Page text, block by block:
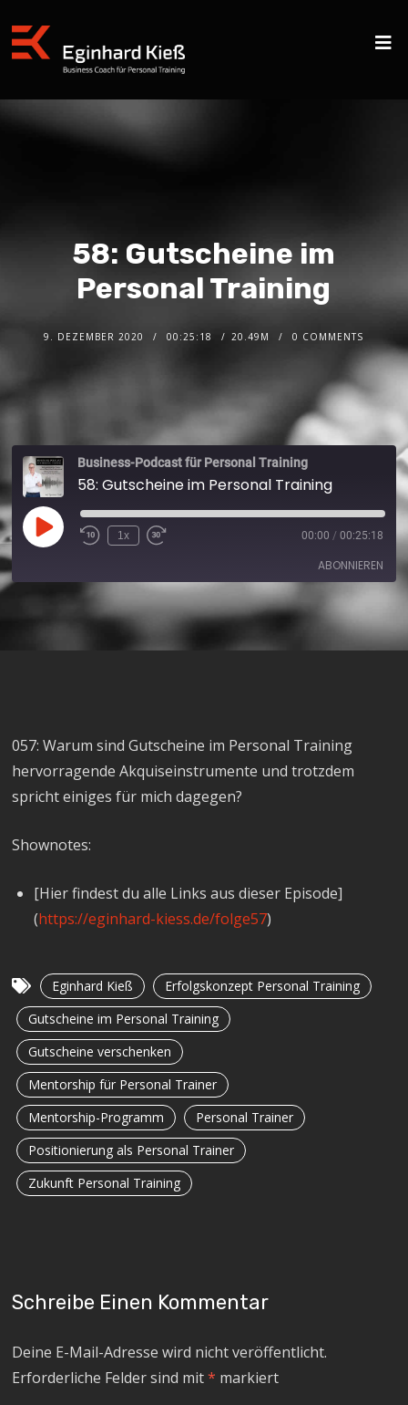
58: Gutscheine im
Personal Training
9. DEZEMBER 2020 00:25:18 20.49M 0 COMMENTS
Business-Podcast für Personal Training
58: Gutscheine im Personal Training
1x 00:00 / 00:25:18
ABONNIEREN
Apple Podcasts Spotify
RSS FEED
057: Warum sind Gutscheine im Personal Training
hervorragende Akquiseinstrumente und trotzdem
spricht einiges für mich dagegen?
Shownotes:
[Hier findest du alle Links aus dieser Episode]
(https://eginhard-kiess.de/folge57)
Eginhard Kieß
Erfolgskonzept Personal Training
Gutscheine im Personal Training
Gutscheine verschenken
Mentorship für Personal Trainer
Mentorship-Programm
Personal Trainer
Positionierung als Personal Trainer
Zukunft Personal Training
Schreibe Einen Kommentar
Deine E-Mail-Adresse wird nicht veröffentlicht.
Erforderliche Felder sind mit* markiert